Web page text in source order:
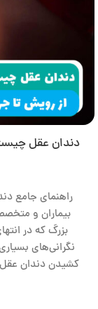
دندان عقل
راهنمای جامع
بیماران و
بزرگ که در
نگرانی‌های
کشیدن دندان